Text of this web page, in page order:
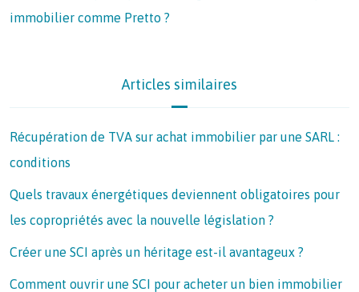
immobilier comme Pretto ?
Articles similaires
Récupération de TVA sur achat immobilier par une SARL :
conditions
Quels travaux énergétiques deviennent obligatoires pour
les copropriétés avec la nouvelle législation ?
Créer une SCI après un héritage est-il avantageux ?
Comment ouvrir une SCI pour acheter un bien immobilier